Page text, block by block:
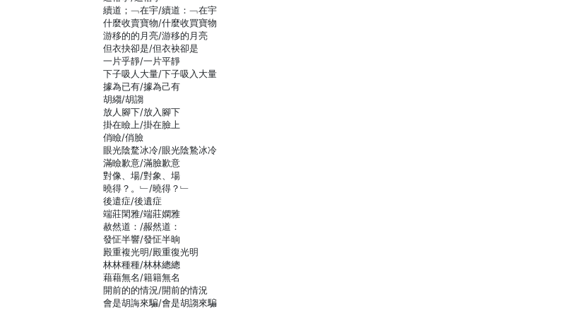
續道；﹁在宇/續道：﹁在宇
什麼收賣寶物/什麼收買寶物
游移的的月亮/游移的月亮
但衣抉卻是/但衣袂卻是
一片乎靜/一片平靜
下子吸人大量/下子吸入大量
據為已有/據為己有
胡縐/胡謅
放人腳下/放入腳下
掛在瞼上/掛在臉上
俏瞼/俏臉
眼光陰騖冰冷/眼光陰鷙冰冷
滿瞼歉意/滿臉歉意
對像、場/對象、場
曉得？。﹂/曉得？﹂
後遣症/後遺症
端莊閑雅/端莊嫻雅
赦然道：/赧然道：
發怔半響/發怔半晌
殿重複光明/殿重復光明
林林種種/林林總總
藉藉無名/籍籍無名
開前的的情況/開前的情況
會是胡誨來騙/會是胡謅來騙